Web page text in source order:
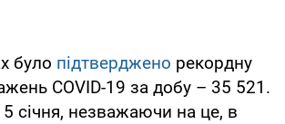
було підтверджено рекордну
COVID-19 за добу – 35 521.
січня, незважаючи на це, в